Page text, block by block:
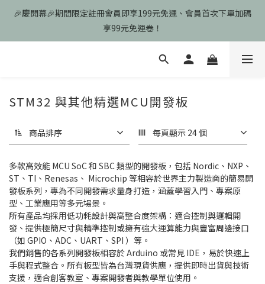
🎉慶開幕🎉期間限定註冊會員即享199元免運、會員首次下單加碼
享99元免運卷！
🎉慶開幕🎉期間限定註冊會員即享199元免運、會員首次下單加碼
享99元免運卷！
歡迎光臨瑪可希維，本站商品皆為台灣現貨、含稅可打統編
🎉慶開幕🎉期間限定註冊會員即享199元免運、會員首次下單加碼
享99元免運卷！
STM32 與其他精選MCU開發板
商品排序 每頁顯示 24 個
多款高效能 MCU SoC 和 SBC 類型的開發板，包括 Nordic、NXP、
ST、TI、Renesas、 Microchip 等相容於世界主力製造商的簡易開
發板系列，專為不同開發需求量身打造，涵蓋學習入門、專案原
型、工業應用等多元場景。
所有產品均採用低功耗設計與高整合度架構：適合控制與邏輯開
發、提供極簡尺寸與精準控制或擁有強大運算能力與豐富周邊接口
（如 GPIO、ADC、UART、SPI ）等。
我們銷售的各系列開發板相容於 Arduino 或常見 IDE，易於快速上
手與程式整合。所有板型皆為台灣現貨供應，提供即時出貨與技術
支援，適合創客教室、專案開發者與教學單位使用。